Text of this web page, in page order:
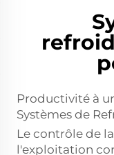
Productivité à
Systèmes de
Le contrôle de
l'exploitation